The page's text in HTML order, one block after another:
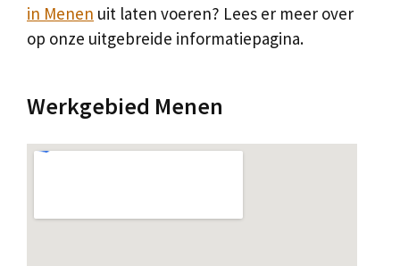
in Menen uit laten voeren? Lees er meer over
op onze uitgebreide informatiepagina.
Werkgebied Menen